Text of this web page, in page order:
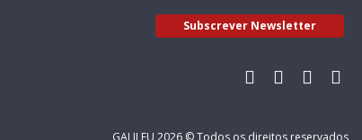
Subscrever Newsletter
GALILEU 2026 © Todos os direitos reservados